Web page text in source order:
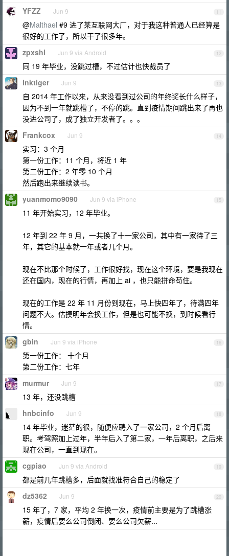
11
YFZZ Jun 9
@Malthael #9 进了某互联网大厂，对于我这种普通人已经算是
很好的工作了，所以干了很多年。
12
zpxshl Jun 9 via Android
同 19 年毕业，没跳过槽，不过估计也快裁员了
13
inktiger Jun 9
自 2014 年工作以来，从来没看到过公司的年终奖长什么样子，
因为不到一年就跳槽了，不停的跳。直到疫情期间跳出来了再也
没进公司了，成了独立开发者了。。。
14
Frankcox Jun 9
实习：3 个月
第一份工作：11 个月，将近 1 年
第二份工作：2 年零 10 个月
然后跑出来继续读书。
15
yuanmomo9090 Jun 9 via iPhone
11 年开始实习，12 年毕业。
12 年到 22 年 9 月，一共换了十一家公司，其中有一家待了三
年，其它的基本就一年或者几个月。
现在不比那个时候了，工作很好找，现在这个环境，要是我现在
还在国内，现在的行情，再加上 ai ，也只能拼命苟住。
现在的工作是 22 年 11 月份到现在，马上快四年了，待满四年
问题不大。估摸明年会换工作，但是也可能不换，到时候看行
情。
16
gbin Jun 9 via iPhone
第一份工作： 十个月
第二份工作：七年
17
murmur Jun 9
13 年，还没跳槽
18
hnbcinfo Jun 9
14 年毕业，迷茫的很，随便应聘入了一家公司，2 个月后离
职。考驾照加上过年，半年后入了第二家，一年后离职，之后来
现在公司，一直到现在。
19
cgpiao Jun 9 via Android
都是前几年跳槽多，后面就找准符合自己的稳定了
20
dz5362 Jun 9
15 年了，7 家，平均 2 年换一次，疫情前主要是为了跳槽涨
薪，疫情后要么公司倒闭、要么公司欠薪...